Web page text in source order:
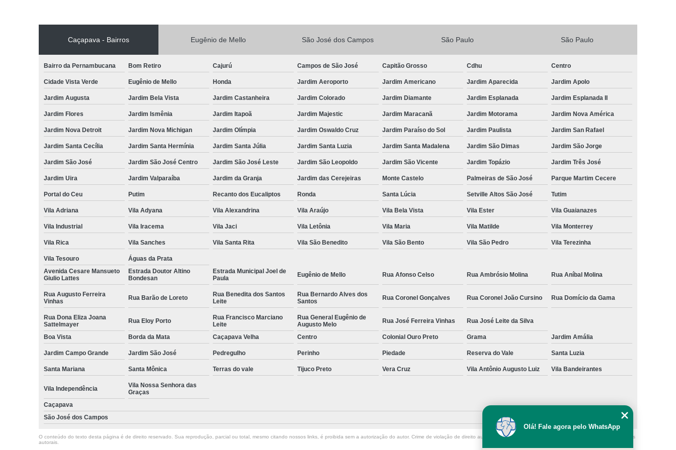
Veterinário 24 Horas Mais Próximo
Veterinário 24 Horas Perto de Mim
Veterinário 24h Perto de Mim
Veterinário 24hrs
Vet Popular 24 Horas
Veterinario a Preço Popular
Veterinária Popular
Veterinária Popular 24 Horas
Veterinário 24 Horas Popular
Veterinário Popular
Veterinário Popular 24 Horas
Veterinário Popular 24h
Veterinário Popular Perto de Mim Veterinário Preço Popular
Caçapava - Bairros Eugênio de Mello São José dos Campos São Paulo São Paulo
Bairro da Pernambucana Bom Retiro Cajurú Campos de São José Capitão Grosso Cdhu Centro
Cidade Vista Verde Eugênio de Mello Honda Jardim Aeroporto Jardim Americano Jardim Aparecida Jardim Apolo
Jardim Augusta Jardim Bela Vista Jardim Castanheira Jardim Colorado Jardim Diamante Jardim Esplanada Jardim Esplanada II
Jardim Flores Jardim Ismênia Jardim Itapoã Jardim Majestic Jardim Maracanã Jardim Motorama Jardim Nova América
Jardim Nova Detroit Jardim Nova Michigan Jardim Olímpia Jardim Oswaldo Cruz Jardim Paraíso do Sol Jardim Paulista Jardim San Rafael
Jardim Santa Cecília Jardim Santa Hermínia Jardim Santa Júlia Jardim Santa Luzia Jardim Santa Madalena Jardim São Dimas Jardim São Jorge
Jardim São José Jardim São José Centro Jardim São José Leste Jardim São Leopoldo Jardim São Vicente Jardim Topázio Jardim Três José
Jardim Uira Jardim Valparaíba Jardim da Granja Jardim das Cerejeiras Monte Castelo Palmeiras de São José Parque Martim Cecere
Portal do Ceu Putim Recanto dos Eucaliptos Ronda Santa Lúcia Setville Altos São José Tutim
Vila Adriana Vila Adyana Vila Alexandrina Vila Araújo Vila Bela Vista Vila Ester Vila Guaianazes
Vila Industrial Vila Iracema Vila Jaci Vila Letônia Vila Maria Vila Matilde Vila Monterrey
Vila Rica Vila Sanches Vila Santa Rita Vila São Benedito Vila São Bento Vila São Pedro Vila Terezinha
Vila Tesouro
Águas da Prata
Avenida Cesare Mansueto
Giulio Lattes
Estrada Doutor Altino
Bondesan
Estrada Municipal Joel de
Paula
Eugênio de Mello Rua Afonso Celso Rua Ambrósio Molina Rua Aníbal Molina
Rua Augusto Ferreira
Vinhas
Rua Barão de Loreto
Rua Benedita dos Santos
Leite
Rua Bernardo Alves dos
Santos
Rua Coronel Gonçalves Rua Coronel João Cursino Rua Domício da Gama
Rua Dona Eliza Joana
Sattelmayer
Rua Eloy Porto
Rua Francisco Marciano
Leite
Rua General Eugênio de
Augusto Melo
Rua José Ferreira Vinhas Rua José Leite da Silva
Boa Vista Borda da Mata Caçapava Velha Centro Colonial Ouro Preto Grama Jardim Amália
Jardim Campo Grande Jardim São José Pedregulho Perinho Piedade Reserva do Vale Santa Luzia
Santa Mariana Santa Mônica Terras do vale Tijuco Preto Vera Cruz Vila Antônio Augusto Luiz Vila Bandeirantes
Vila Independência
Vila Nossa Senhora das
Graças
Caçapava
São José dos Campos
O conteúdo do texto desta página é de direito reservado. Sua reprodução, parcial ou total, mesmo citando nossos links, é proibida sem a autorização do autor. Crime de violação de direito autoral – artigo 184 do Código Penal –
Lei 9610/98 - Lei de direitos
autorais
Olá! Fale agora pelo WhatsApp